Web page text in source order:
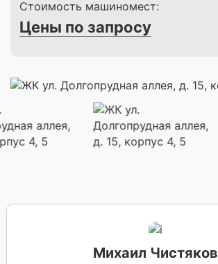
Стоимость машиномест:
Цены по запросу
Михаил Чистяков